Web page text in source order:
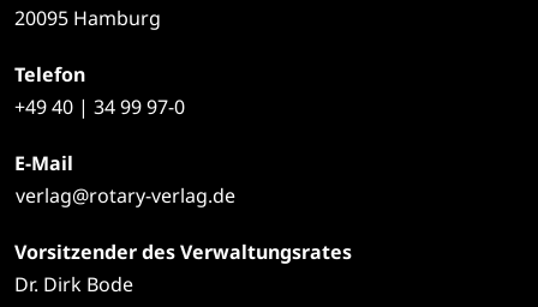
20095 Hamburg
Telefon
+4940 | 34 99 97-0
E-Mail
verlag@rotary-verlag.de
Vorsitzender des Verwaltungsrates
Dr. Dirk Bode